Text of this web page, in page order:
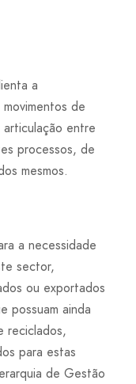
a
de
entre
processos, de
mesmos.
a necessidade
sector,
ou exportados
possuam ainda
reciclados,
para estas
de Gestão